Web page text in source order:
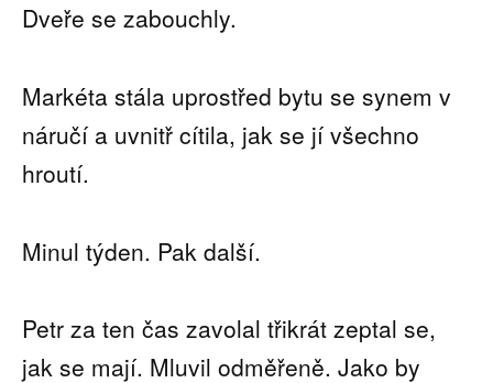
Dveře se zabouchly.
Markéta stála uprostřed bytu se synem v
náručí a uvnitř cítila, jak se jí všechno
hroutí.
Minul týden. Pak další.
Petr za ten čas zavolal třikrát zeptal se,
jak se mají. Mluvil odměřeně. Jako by